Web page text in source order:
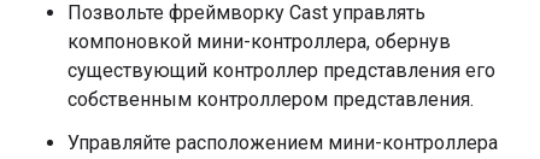
Позвольте фреймворку Cast управлять
компоновкой мини-контроллера, обернув
существующий контроллер представления его
собственным контроллером представления.
Управляйте расположением мини-контроллера